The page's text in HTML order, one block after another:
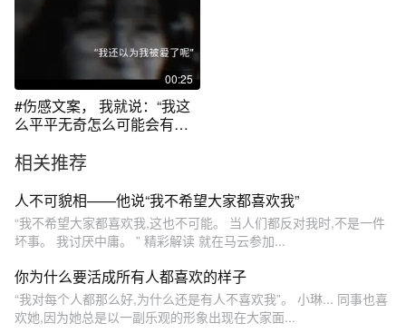
00:25
#伤感文案， 我就说：“我这
么平平无奇怎么可能会有人
相关推荐
人不可貌相——他说“我不希望大家都喜欢我”
“我不希望大家都喜欢我,这也不可能。 当人们都反对我时,不是一件
坏事。 我讨厌中庸。 ” 精彩解读 就在马云参加...
你为什么要活成所有人都喜欢的样子
“我对每个人都那么好,为什么还是有人不喜欢我”。 小琳... 同事也喜
欢她,因为她总是以一副乐观的形象出现在大家面...